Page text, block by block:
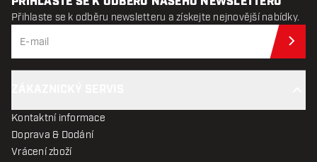
Přihlaste se k odběru newsletteru a získejte nejnovější nabídky.
Kontaktní informace
Doprava & Dodání
Vrácení zboží